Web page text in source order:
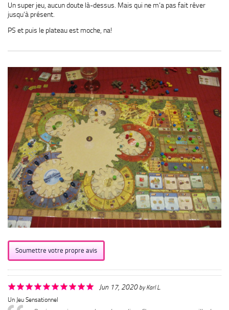
Un super jeu, aucun doute là-dessus. Mais qui ne m’a pas fait rêver
jusqu’à présent.
PS et puis le plateau est moche, na!
Soumettre votre propre avis
Jun 17, 2020byKarl L.
Un Jeu Sensationnel